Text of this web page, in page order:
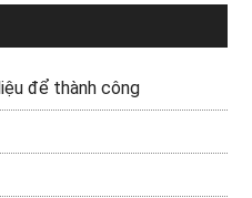
để thành công